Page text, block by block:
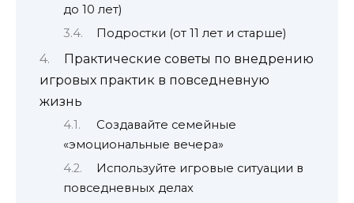
до 10 лет)
Подростки (от 11 лет и старше)
Практические советы по внедрению
игровых практик в повседневную
жизнь
Создавайте семейные
«эмоциональные вечера»
Используйте игровые ситуации в
повседневных делах